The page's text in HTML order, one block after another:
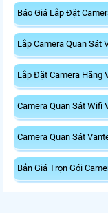
Báo Giá Lắp Đặt
Lắp Camera Quan Sát
Lắp Đặt Camera Hãng
Camera Quan Sát Wifi
Camera Quan Sát
Bản Giá Trọn Gói